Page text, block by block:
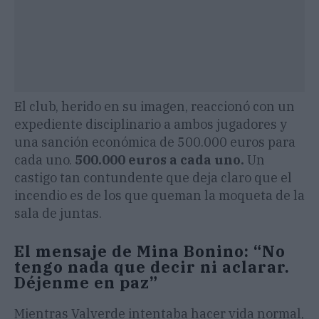
El club, herido en su imagen, reaccionó con un
expediente disciplinario a ambos jugadores y
una sanción económica de 500.000 euros para
cada uno. 500.000 euros a cada uno. Un
castigo tan contundente que deja claro que el
incendio es de los que queman la moqueta de la
sala de juntas.
El mensaje de Mina Bonino: “No
tengo nada que decir ni aclarar.
Déjenme en paz”
Mientras Valverde intentaba hacer vida normal,